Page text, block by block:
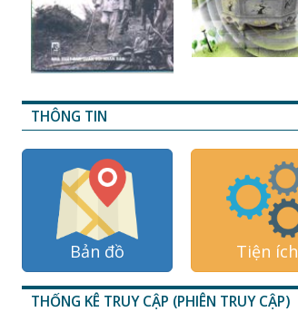
THÔNG TIN
Bản đồ Tiện ích
THỐNG KÊ TRUY CẬP (PHIÊN TRUY CẬP)